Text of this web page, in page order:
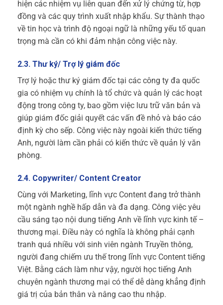
hiện các nhiệm vụ liên quan đến xử lý chứng từ, hợp
đồng và các quy trình xuất nhập khẩu. Sự thành thạo
về tin học và trình độ ngoại ngữ là những yếu tố quan
trọng mà cần có khi đảm nhận công việc này.
2.3. Thư ký/ Trợ lý giám đốc
Trợ lý hoặc thư ký giám đốc tại các công ty đa quốc
gia có nhiệm vụ chính là tổ chức và quản lý các hoạt
động trong công ty, bao gồm việc lưu trữ văn bản và
giúp giám đốc giải quyết các vấn đề nhỏ và báo cáo
định kỳ cho sếp. Công việc này ngoài kiến thức tiếng
Anh, người làm cần phải có kiến thức về quản lý văn
phòng.
2.4. Copywriter/ Content Creator
Cùng với Marketing, lĩnh vực Content đang trở thành
một ngành nghề hấp dẫn và đa dạng. Công việc yêu
cầu sáng tạo nội dung tiếng Anh về lĩnh vực kinh tế –
thương mại. Điều này có nghĩa là không phải cạnh
tranh quá nhiều với sinh viên ngành Truyền thông,
người đang chiếm ưu thế trong lĩnh vực Content tiếng
Việt. Bằng cách làm như vậy, người học tiếng Anh
chuyên ngành thương mại có thể dễ dàng khẳng định
giá trị của bản thân và nâng cao thu nhập.